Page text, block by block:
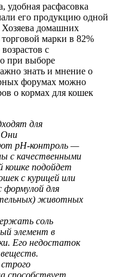
удобная расфасовка
его продукцию одной
домашних
марки в 82%
с
при выборе
знать и мнение о
форумах можно
о кормах для кошек
для
Они
рН-контроль —
с качественными
кошке подойдет
с курицей или
формулой для
животных
соль
элемент в
Его недостаток
строго
способствует